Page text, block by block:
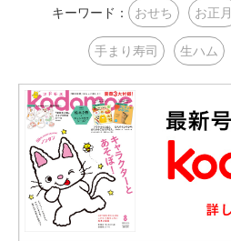
キーワード： おせち お正月
手まり寿司 生ハム